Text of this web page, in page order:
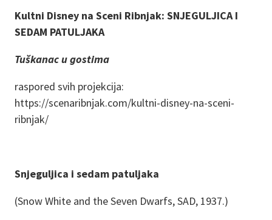
Kultni Disney na Sceni Ribnjak: SNJEGULJICA I
SEDAM PATULJAKA
Tuškanac u gostima
raspored svih projekcija:
https://scenaribnjak.com/kultni-disney-na-sceni-
ribnjak/
Snjeguljica i sedam patuljaka
(Snow White and the Seven Dwarfs, SAD, 1937.)